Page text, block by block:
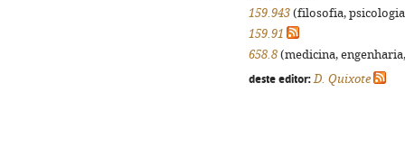
159.943 (filosofia,
159.91
658.8 (medicina,
deste editor: D. Quixote